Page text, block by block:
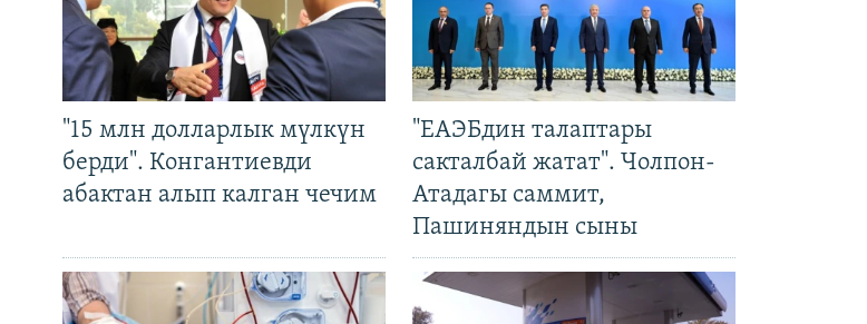
"15 млн долларлык мүлкүн
берди". Конгантиевди
абактан алып калган чечим
"ЕАЭБдин талаптары
сакталбай жатат". Чолпон-
Атадагы саммит,
Пашиняндын сыны